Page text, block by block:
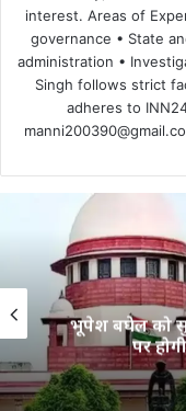
interest. Areas of
governance • State
administration •
Singh follows strict
adheres to
भूपेश बघेल को
पर